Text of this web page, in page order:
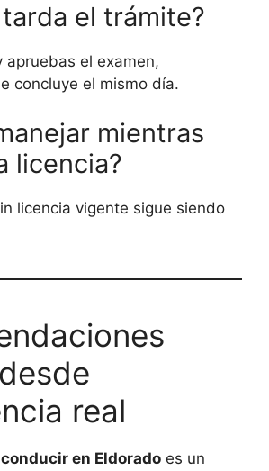
el trámite?
apruebas el examen,
concluye el mismo día.
mientras
licencia?
licencia vigente sigue siendo
real
en Eldorado es un